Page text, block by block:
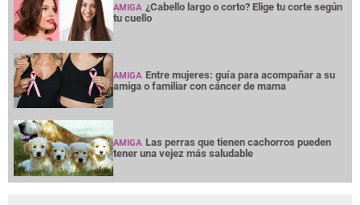
AMIGA ¿Cabello largo o corto? Elige tu corte según
tu cuello
AMIGA Entre mujeres: guía para acompañar a su
amiga o familiar con cáncer de mama
AMIGA Las perras que tienen cachorros pueden
tener una vejez más saludable